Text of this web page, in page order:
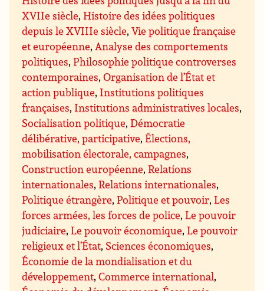
XVIIe siècle,Histoire des idées politiques
depuis le XVIIIe siècle,Vie politique française
et européenne, Analyse des comportements
politiques,Philosophie politique controverses
contemporaines,Organisation de l’État et
action publique, Institutions politiques
françaises, Institutions administratives locales,
Socialisation politique,Démocratie
délibérative, participative,Élections,
mobilisation électorale, campagnes,
Construction européenne,Relations
internationales,Relations internationales,
Politique étrangère,Politique et pouvoir,Les
forces armées, les forces de police,Le pouvoir
judiciaire,Le pouvoir économique,Le pouvoir
religieux et l’État, Sciences économiques,
Économie de la mondialisation et du
développement,Commerce international,